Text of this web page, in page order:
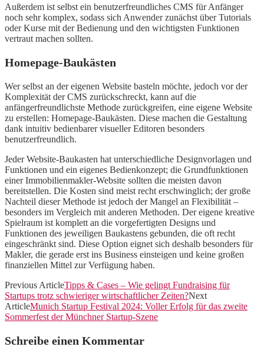
Außerdem ist selbst ein benutzerfreundliches CMS für Anfänger
noch sehr komplex, sodass sich Anwender zunächst über Tutorials
oder Kurse mit der Bedienung und den wichtigsten Funktionen
vertraut machen sollten.
Homepage-Baukästen
Wer selbst an der eigenen Website basteln möchte, jedoch vor der
Komplexität der CMS zurückschreckt, kann auf die
anfängerfreundlichste Methode zurückgreifen, eine eigene Website
zu erstellen: Homepage-Baukästen. Diese machen die Gestaltung
dank intuitiv bedienbarer visueller Editoren besonders
benutzerfreundlich.
Jeder Website-Baukasten hat unterschiedliche Designvorlagen und
Funktionen und ein eigenes Bedienkonzept; die Grundfunktionen
einer Immobilienmakler-Website sollten die meisten davon
bereitstellen. Die Kosten sind meist recht erschwinglich; der große
Nachteil dieser Methode ist jedoch der Mangel an Flexibilität –
besonders im Vergleich mit anderen Methoden. Der eigene kreative
Spielraum ist komplett an die vorgefertigten Designs und
Funktionen des jeweiligen Baukastens gebunden, die oft recht
eingeschränkt sind. Diese Option eignet sich deshalb besonders für
Makler, die gerade erst ins Business einsteigen und keine großen
finanziellen Mittel zur Verfügung haben.
Previous ArticleTipps & Cases – Wie gelingt Fundraising für
Startups trotz schwieriger wirtschaftlicher Zeiten?Next
ArticleMunich Startup Festival 2024: Voller Erfolg für das zweite
Sommerfest der Münchner Startup-Szene
Schreibe einen Kommentar